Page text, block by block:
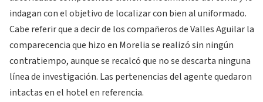
indagan con el objetivo de localizar con bien al uniformado.
Cabe referir que a decir de los compañeros de Valles Aguilar la
comparecencia que hizo en Morelia se realizó sin ningún
contratiempo, aunque se recalcó que no se descarta ninguna
línea de investigación. Las pertenencias del agente quedaron
intactas en el hotel en referencia.